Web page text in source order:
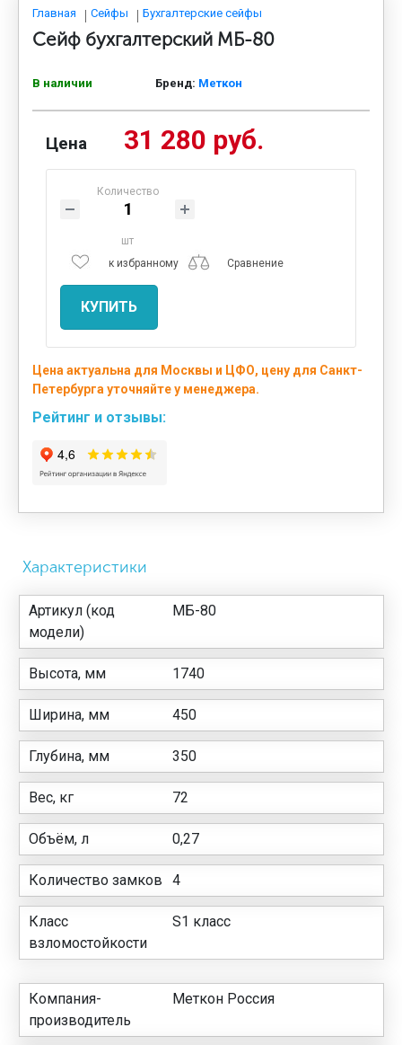
МЕБЕЛЬ ДЛЯ ДОМА
СТАЛЬНЫЕ ДВЕРИ
Главная Сейфы Бухгалтерские сейфы
Сейф бухгалтерский МБ-80
В наличии Бренд: Меткон
Цена 31 280 руб.
Количество
шт
к избранному
Сравнение
КУПИТЬ
Цена актуальна для Москвы и ЦФО, цену для Санкт-
Петербурга уточняйте у менеджера.
Рейтинг и отзывы:
Характеристики
Артикул (код
модели)
МБ-80
Высота, мм 1740
Ширина, мм 450
Глубина, мм 350
Вес, кг 72
Объём, л 0,27
Количество замков 4
Класс
взломостойкости
S1 класс
Компания-
производитель
Меткон Россия